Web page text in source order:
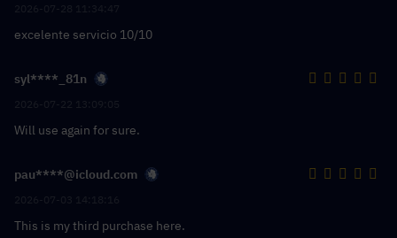
excelente servicio 10/10
syl****_81n
Will use again for sure.
pau****@icloud.com
This is my third purchase here.